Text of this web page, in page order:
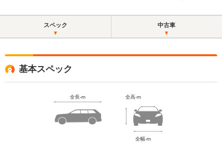
アップルカープレイ
スペック 中古車
基本スペック
全長-m 全高-m
全幅-m